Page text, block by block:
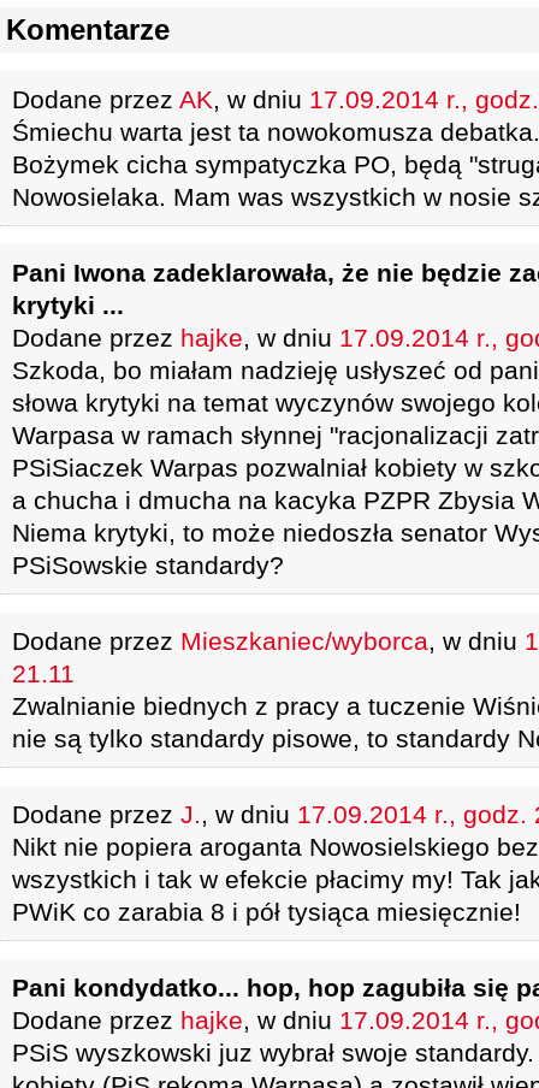
Komentarze
Dodane przez AK, w dniu 17.09.2014 r.,
Śmiechu warta jest ta nowokomusza
Bożymek cicha sympatyczka PO, będą
Nowosielaka. Mam was wszystkich w nosie
Pani Iwona zadeklarowała, że nie będzie
krytyki ...
Dodane przez hajke, w dniu 17.09.2014 r.,
Szkoda, bo miałam nadzieję usłyszeć od
słowa krytyki na temat wyczynów swojego
Warpasa w ramach słynnej "racjonalizacji
PSiSiaczek Warpas pozwalniał kobiety w
a chucha i dmucha na kacyka PZPR Zbysia
Niema krytyki, to może niedoszła senator
PSiSowskie standardy?
Dodane przez Mieszkaniec/wyborca, w dniu
21.11
Zwalnianie biednych z pracy a tuczenie
nie są tylko standardy pisowe, to standardy
Dodane przez J., w dniu 17.09.2014 r., godz.
Nikt nie popiera aroganta Nowosielskiego
wszystkich i tak w efekcie płacimy my! Tak
PWiK co zarabia 8 i pół tysiąca miesięcznie!
Pani kondydatko... hop, hop zagubiła się
Dodane przez hajke, w dniu 17.09.2014 r.,
PSiS wyszkowski juz wybrał swoje